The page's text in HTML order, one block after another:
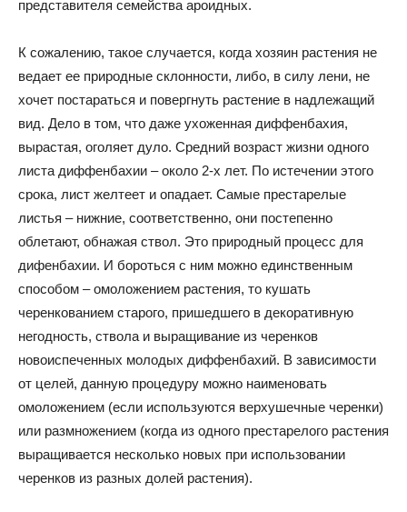
представителя семейства ароидных.
К сожалению, такое случается, когда хозяин растения не
ведает ее природные склонности, либо, в силу лени, не
хочет постараться и повергнуть растение в надлежащий
вид. Дело в том, что даже ухоженная диффенбахия,
вырастая, оголяет дуло. Средний возраст жизни одного
листа диффенбахии – около 2-х лет. По истечении этого
срока, лист желтеет и опадает. Самые престарелые
листья – нижние, соответственно, они постепенно
облетают, обнажая ствол. Это природный процесс для
дифенбахии. И бороться с ним можно единственным
способом – омоложением растения, то кушать
черенкованием старого, пришедшего в декоративную
негодность, ствола и выращивание из черенков
новоиспеченных молодых диффенбахий. В зависимости
от целей, данную процедуру можно наименовать
омоложением (если используются верхушечные черенки)
или размножением (когда из одного престарелого растения
выращивается несколько новых при использовании
черенков из разных долей растения).